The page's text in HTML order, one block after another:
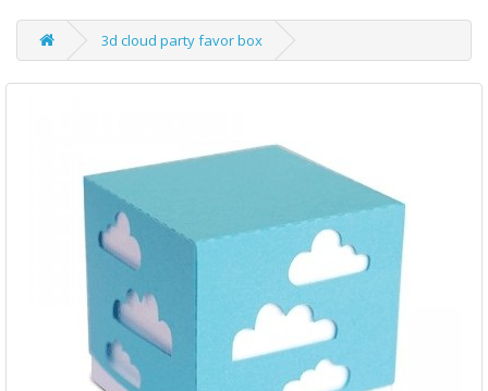
3d cloud party favor box